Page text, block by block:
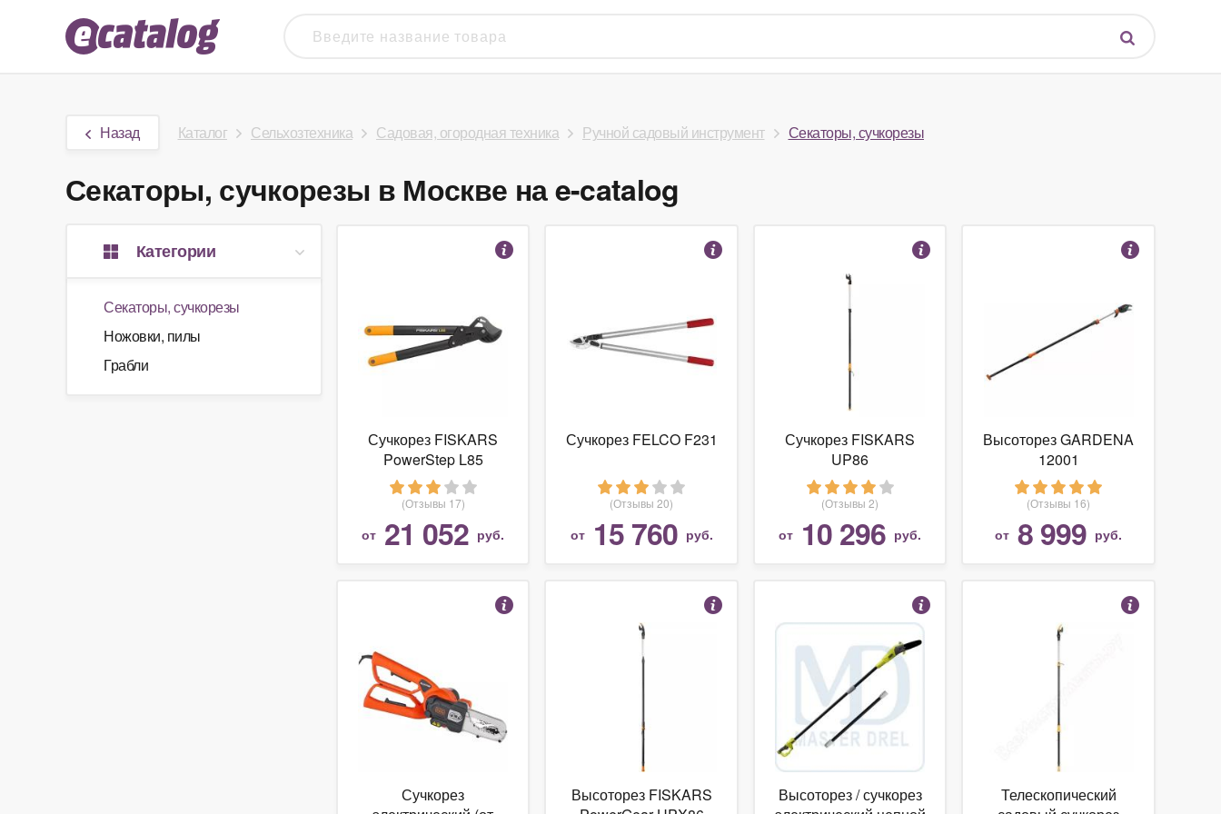
Назад Каталог Сельхозтехника Садовая, огородная техника Ручной садовый инструмент Секаторы, сучкорезы
Секаторы, сучкорезы в Москве на e-catalog
Категории
Секаторы, сучкорезы
Ножовки, пилы
Грабли
Сучкорез FISKARS
PowerStep L85
(Отзывы 17)
от 21 052 руб.
Сучкорез FELCO F231
(Отзывы 20)
от 15 760 руб.
Сучкорез FISKARS
UP86
(Отзывы 2)
от 10 296 руб.
Высоторез GARDENA
12001
(Отзывы 16)
от 8 999 руб.
Сучкорез
Высоторез FISKARS
Высоторез / сучкорез
Телескопический